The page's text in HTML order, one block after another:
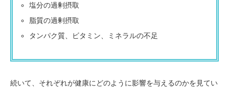
塩分の過剰摂取
脂質の過剰摂取
タンパク質、ビタミン、ミネラルの不足
続いて、それぞれが健康にどのように影響を与えるのかを見てい